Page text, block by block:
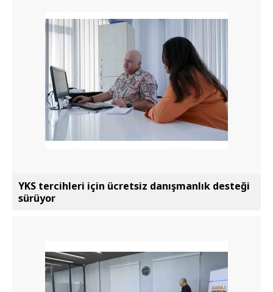
YKS tercihleri için ücretsiz danışmanlık desteği
sürüyor